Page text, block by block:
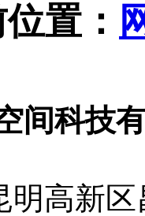
置：
间科技
明高新